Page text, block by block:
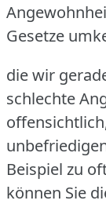
Gesetze
die wir
schlechte
Beispiel zu
können Sie